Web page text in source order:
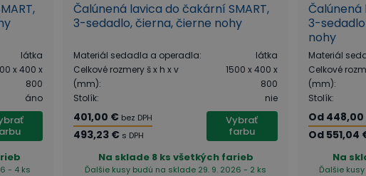
látka
x 400 x
800
áno
- 4 ks
Čalúnená lavica do čakární SMART,
3-sedadlo, čierna, čierne nohy
Materiál sedadla a operadla:
látka
Celkové rozmery š x h x v
(mm):
1500 x 400 x
800
Stolík: nie
401,00 € bez DPH
493,23 € s DPH
Vybrať
farbu
Na sklade 8 ks všetkých farieb
Ďalšie kusy budú na sklade 29. 9. 2026 - 2 ks
Čalúnená
3-
nohy
Materiál
Celkové
(mm):
Stolík:
Od
Od 551,04
Na
Ďalšie